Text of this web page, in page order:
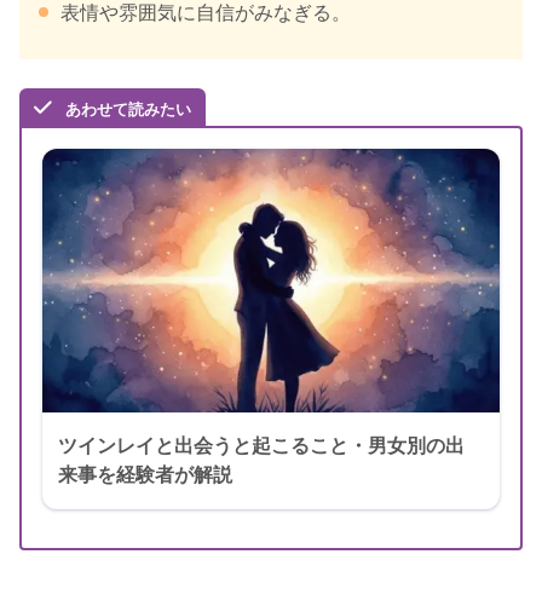
表情や雰囲気に自信がみなぎる。
あわせて読みたい
ツインレイと出会うと起こること・男女別の出
来事を経験者が解説